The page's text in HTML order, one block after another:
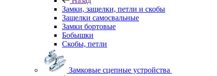
Замки, защелки, петли и скобы
Защелки самосвальные
Замки бортовые
Бобышки
Скобы, петли
Замковые сцепные устройства